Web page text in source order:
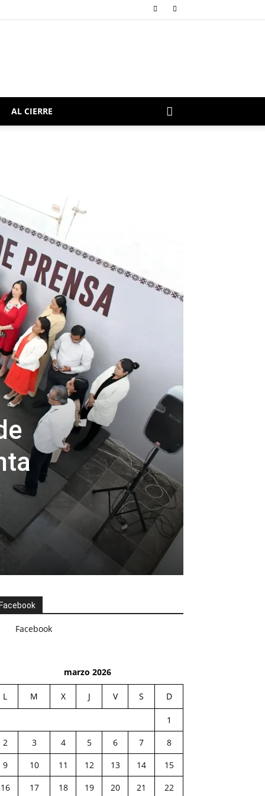
AL CIERRE
Facebook
Facebook
marzo 2026
L M X J V S D
1
2
3 4 5 6 7
8
9
10 11 12 13 14
15
16
17 18 19 20 21
22